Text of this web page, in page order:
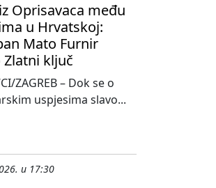
Oprisavaca među
u Hrvatskoj:
Mato Furnir
Zlatni ključ
ZAGREB – Dok se o
uspjesima slavo...
u 17:30